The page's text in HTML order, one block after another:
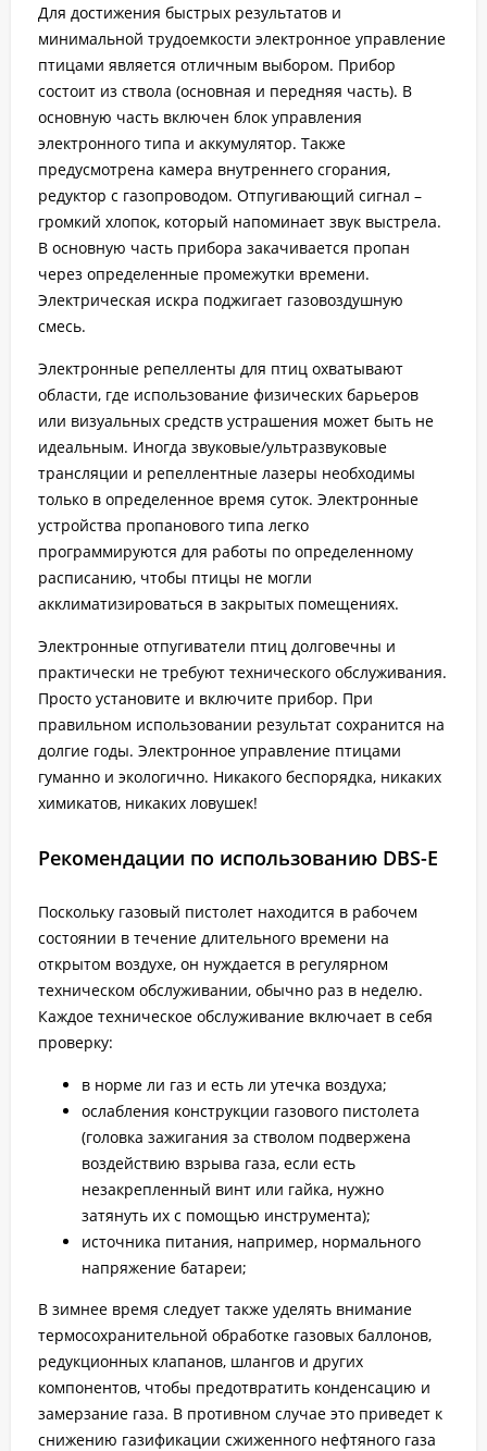
Для достижения быстрых результатов и
минимальной трудоемкости электронное управление
птицами является отличным выбором. Прибор
состоит из ствола (основная и передняя часть). В
основную часть включен блок управления
электронного типа и аккумулятор. Также
предусмотрена камера внутреннего сгорания,
редуктор с газопроводом. Отпугивающий сигнал –
громкий хлопок, который напоминает звук выстрела.
В основную часть прибора закачивается пропан
через определенные промежутки времени.
Электрическая искра поджигает газовоздушную
смесь.
Электронные репелленты для птиц охватывают
области, где использование физических барьеров
или визуальных средств устрашения может быть не
идеальным. Иногда звуковые/ультразвуковые
трансляции и репеллентные лазеры необходимы
только в определенное время суток. Электронные
устройства пропанового типа легко
программируются для работы по определенному
расписанию, чтобы птицы не могли
акклиматизироваться в закрытых помещениях.
Электронные отпугиватели птиц долговечны и
практически не требуют технического обслуживания.
Просто установите и включите прибор. При
правильном использовании результат сохранится на
долгие годы. Электронное управление птицами
гуманно и экологично. Никакого беспорядка, никаких
химикатов, никаких ловушек!
Рекомендации по использованию DBS-E
Поскольку газовый пистолет находится в рабочем
состоянии в течение длительного времени на
открытом воздухе, он нуждается в регулярном
техническом обслуживании, обычно раз в неделю.
Каждое техническое обслуживание включает в себя
проверку:
в норме ли газ и есть ли утечка воздуха;
ослабления конструкции газового пистолета
(головка зажигания за стволом подвержена
воздействию взрыва газа, если есть
незакрепленный винт или гайка, нужно
затянуть их с помощью инструмента);
источника питания, например, нормального
напряжение батареи;
В зимнее время следует также уделять внимание
термосохранительной обработке газовых баллонов,
редукционных клапанов, шлангов и других
компонентов, чтобы предотвратить конденсацию и
замерзание газа. В противном случае это приведет к
снижению газификации сжиженного нефтяного газа